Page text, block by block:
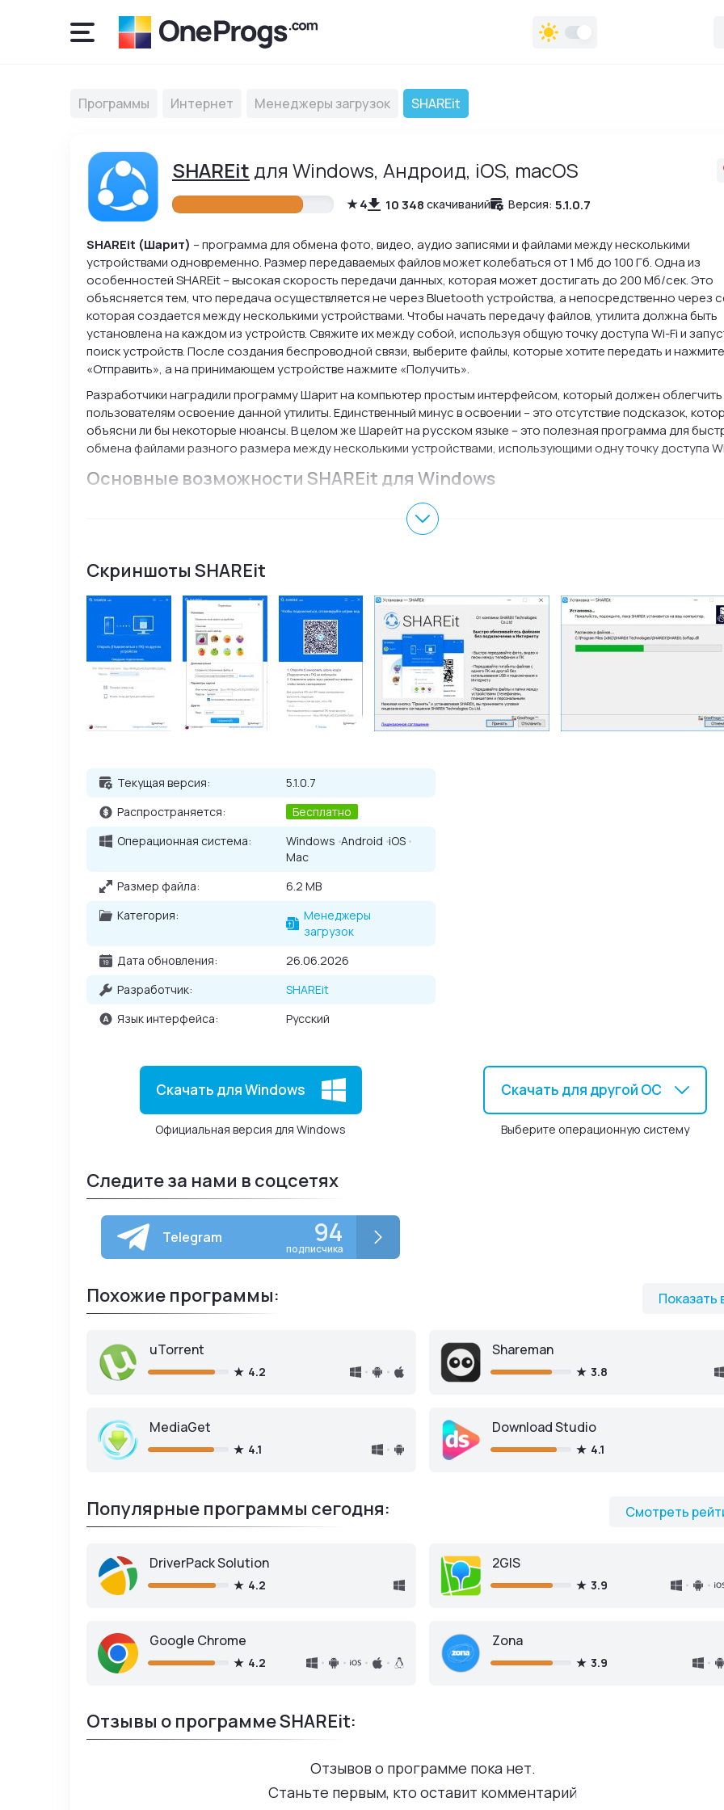
Программы Интернет Менеджеры загрузок SHAREit
SHAREit для Windows, Андроид, iOS, macOS
4 10 348 скачиваний Версия: 5.1.0.7
SHAREit (Шарит) – программа для обмена фото, видео, аудио записями и файлами между несколькими
устройствами одновременно. Размер передаваемых файлов может колебаться от 1 Мб до 100 Гб. Одна из
особенностей SHAREit – высокая скорость передачи данных, которая может достигать до 200 Мб/сек. Это
объясняется тем, что передача осуществляется не через Bluetooth устройства, а непосредственно через
которая создается между несколькими устройствами. Чтобы начать передачу файлов, утилита должна быть
установлена на каждом из устройств. Свяжите их между собой, используя общую точку доступа Wi-Fi и
поиск устройств. После создания беспроводной связи, выберите файлы, которые хотите передать и нажмите
«Отправить», а на принимающем устройстве нажмите «Получить».
Разработчики наградили программу Шарит на компьютер простым интерфейсом, который должен облегчить
пользователям освоение данной утилиты. Единственный минус в освоении – это отсутствие подсказок,
объясни ли бы некоторые нюансы. В целом же Шарейт на русском языке – это полезная программа для
обмена файлами разного размера между несколькими устройствами, использующими одну точку доступа
Основные возможности SHAREit для Windows
Передача файлов без использования интернет трафика;
Работа на устройствах с разными операционными системами;
Нет ограничения в форматах передаваемых файлов;
Размер передаваемых файлов от 1 Мб до 100 Гб;
Интерфейс простой, позволяем легко освоить пользование программой.
Скриншоты SHAREit
Текущая версия:
5.1.0.7
Распространяется:
Бесплатно
Операционная система:
Windows Android iOS
Mac
Размер файла:
6.2 MB
Категория:
Менеджеры
загрузок
Дата обновления:
26.06.2026
Разработчик:
SHAREit
Язык интерфейса:
Русский
Скачать для Windows
Официальная версия для Windows
Скачать для другой ОС
Выберите операционную систему
Следите за нами в соцсетях
Telegram 94
подписчика
Похожие программы: Показать
uTorrent
4.2
Shareman
3.8
MediaGet
4.1
Download Studio
4.1
Популярные программы сегодня: Смотреть
DriverPack Solution
4.2
2GIS
3.9
Google Chrome
4.2
Zona
3.9
Отзывы о программе SHAREit:
Отзывов о программе пока нет.
Станьте первым, кто оставит комментарий